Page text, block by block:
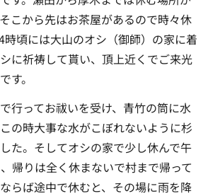
こから先はお茶屋があるので時々休
時頃には大山のオシ（御師）の家に着
に祈祷して貰い、頂上近くでご来光
す。
行ってお祓いを受け、青竹の筒に水
の時大事な水がこぼれないように杉
た。そしてオシの家で少し休んで午
帰りは全く休まないで村まで帰って
らば途中で休むと、その場に雨を降